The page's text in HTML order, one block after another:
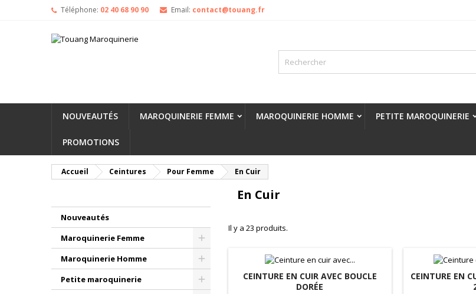
Téléphone: 02 40 68 90 90 Email: contact@touang.fr
NOUVEAUTÉS MAROQUINERIE FEMME MAROQUINERIE HOMME PETITE MAROQUINERIE
PROMOTIONS
Accueil Ceintures Pour Femme En Cuir
Nouveautés
Maroquinerie Femme
Maroquinerie Homme
Petite maroquinerie
En Cuir
Il y a 23 produits.
CEINTURE EN CUIR AVEC BOUCLE
DORÉE
CEINTURE EN